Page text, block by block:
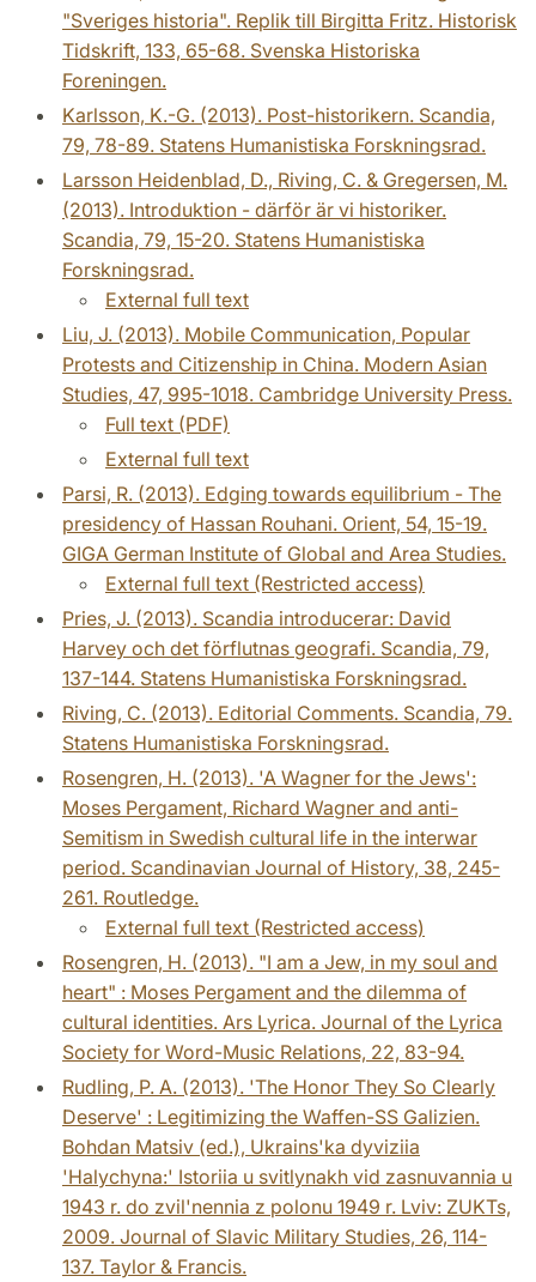
"Sveriges historia". Replik till Birgitta Fritz. Historisk
Tidskrift, 133, 65-68. Svenska Historiska
Foreningen.
Karlsson, K.-G. (2013). Post-historikern. Scandia,
79, 78-89. Statens Humanistiska Forskningsrad.
Larsson Heidenblad, D., Riving, C. & Gregersen, M.
(2013). Introduktion - därför är vi historiker.
Scandia, 79, 15-20. Statens Humanistiska
Forskningsrad.
External full text
Liu, J. (2013). Mobile Communication, Popular
Protests and Citizenship in China. Modern Asian
Studies, 47, 995-1018. Cambridge University Press.
Full text (PDF)
External full text
Parsi, R. (2013). Edging towards equilibrium - The
presidency of Hassan Rouhani. Orient, 54, 15-19.
GIGA German Institute of Global and Area Studies.
External full text (Restricted access)
Pries, J. (2013). Scandia introducerar: David
Harvey och det förflutnas geografi. Scandia, 79,
137-144. Statens Humanistiska Forskningsrad.
Riving, C. (2013). Editorial Comments. Scandia, 79.
Statens Humanistiska Forskningsrad.
Rosengren, H. (2013). 'A Wagner for the Jews':
Moses Pergament, Richard Wagner and anti-
Semitism in Swedish cultural life in the interwar
period. Scandinavian Journal of History, 38, 245-
261. Routledge.
External full text (Restricted access)
Rosengren, H. (2013). "I am a Jew, in my soul and
heart" : Moses Pergament and the dilemma of
cultural identities. Ars Lyrica. Journal of the Lyrica
Society for Word-Music Relations, 22, 83-94.
Rudling, P. A. (2013). 'The Honor They So Clearly
Deserve' : Legitimizing the Waffen-SS Galizien.
Bohdan Matsiv (ed.), Ukrains'ka dyviziia
'Halychyna:' Istoriia u svitlynakh vid zasnuvannia u
1943 r. do zvil'nennia z polonu 1949 r. Lviv: ZUKTs,
2009. Journal of Slavic Military Studies, 26, 114-
137. Taylor & Francis.